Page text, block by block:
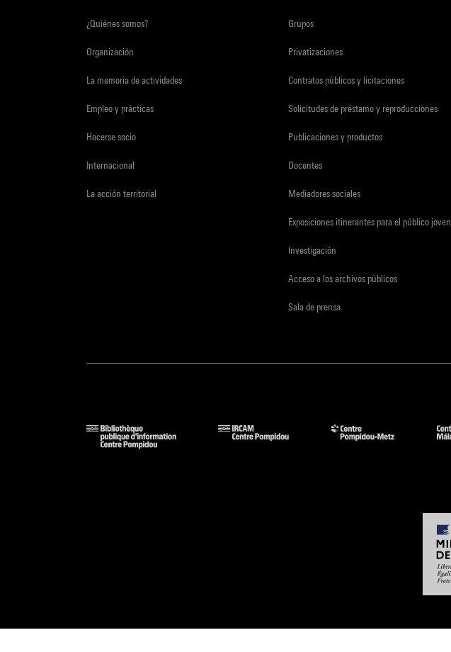
¿Quiénes somos?
Organización
La memoria de actividades
Empleo y prácticas
Hacerse socio
Internacional
La acción territorial
Grupos
Privatizaciones
Contratos públicos y licitaciones
Solicitudes de préstamo y reproducciones
Publicaciones y productos
Docentes
Mediadores sociales
Exposiciones itinerantes para el público joven
Investigación
Acceso a los archivos públicos
Sala de prensa